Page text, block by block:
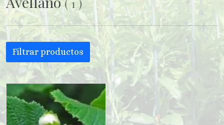
(1)
Filtrar productos